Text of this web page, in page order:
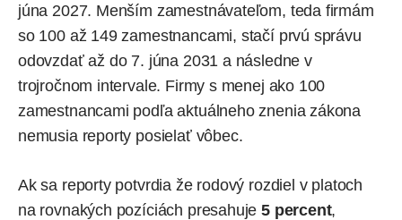
júna 2027. Menším zamestnávateľom, teda firmám
so 100 až 149 zamestnancami, stačí prvú správu
odovzdať až do 7. júna 2031 a následne v
trojročnom intervale. Firmy s menej ako 100
zamestnancami podľa aktuálneho znenia zákona
nemusia reporty posielať vôbec.
Ak sa reporty potvrdia že rodový rozdiel v platoch
na rovnakých pozíciách presahuje 5 percent,